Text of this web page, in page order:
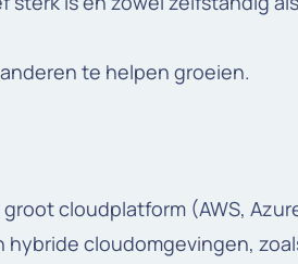
te helpen groeien.
cloudplatform (AWS,
hybride cloudomgevingen,